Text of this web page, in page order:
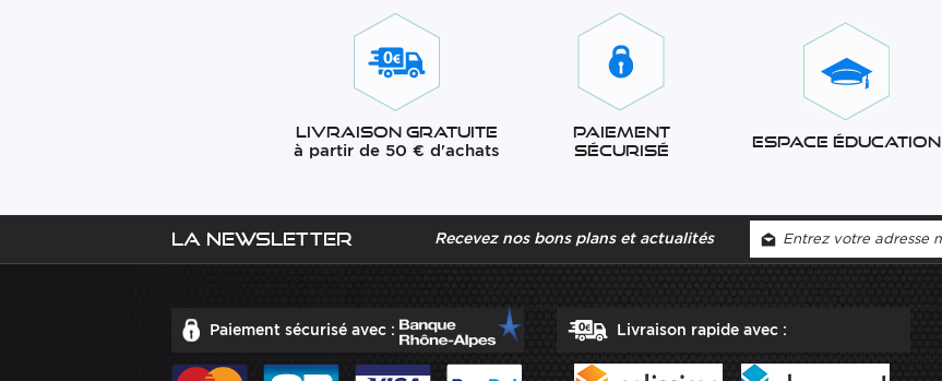
Livraison gratuite
à partir de 50 € d'achats
Paiement
sécurisé
Espace éducation
La newsletter Recevez nos bons plans et actualités
Paiement sécurisé avec : Livraison rapide avec :